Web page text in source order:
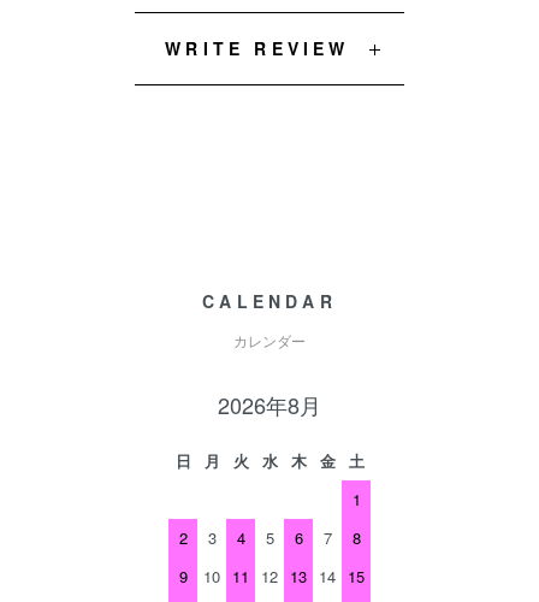
WRITE REVIEW
CALENDAR
カレンダー
2026年8月
日 月 火 水 木 金
土
1
2
3 4 5 6 7
8
9
10 11 12 13 14 15